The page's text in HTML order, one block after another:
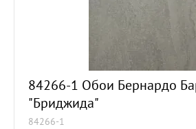
84266-1 Обои Бернардо
"Бриджида"
84266-1